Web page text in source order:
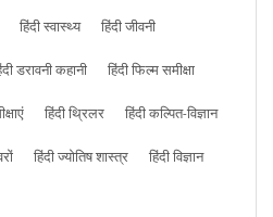
हिंदी स्वास्थ्य
हिंदी जीवनी
डरावनी कहानी
हिंदी फिल्म समीक्षा
हिंदी थ्रिलर
हिंदी कल्पित-विज्ञान
हिंदी ज्योतिष शास्त्र
हिंदी विज्ञान